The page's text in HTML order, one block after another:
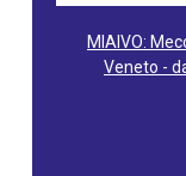
MIAIVO:
Veneto -